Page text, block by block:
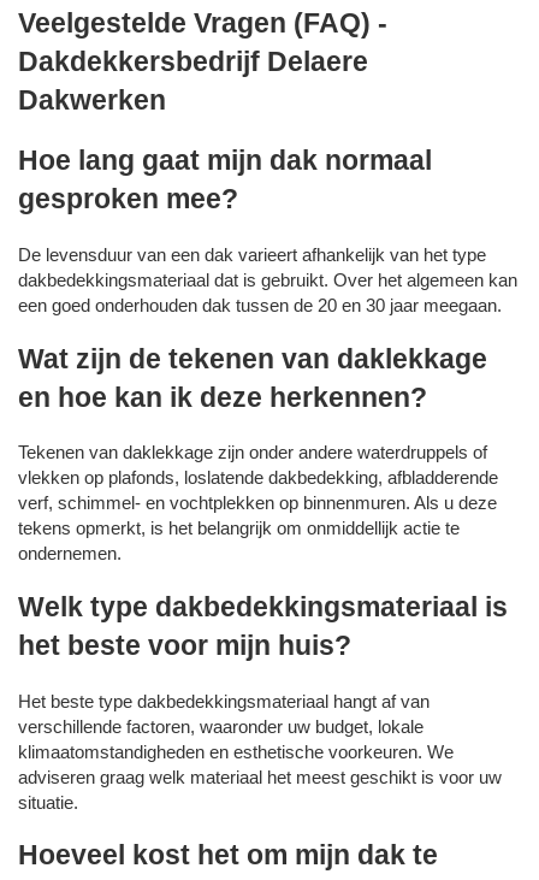
Veelgestelde Vragen (FAQ) -
Dakdekkersbedrijf Delaere
Dakwerken
Hoe lang gaat mijn dak normaal
gesproken mee?
De levensduur van een dak varieert afhankelijk van het type
dakbedekkingsmateriaal dat is gebruikt. Over het algemeen kan
een goed onderhouden dak tussen de 20 en 30 jaar meegaan.
Wat zijn de tekenen van daklekkage
en hoe kan ik deze herkennen?
Tekenen van daklekkage zijn onder andere waterdruppels of
vlekken op plafonds, loslatende dakbedekking, afbladderende
verf, schimmel- en vochtplekken op binnenmuren. Als u deze
tekens opmerkt, is het belangrijk om onmiddellijk actie te
ondernemen.
Welk type dakbedekkingsmateriaal is
het beste voor mijn huis?
Het beste type dakbedekkingsmateriaal hangt af van
verschillende factoren, waaronder uw budget, lokale
klimaatomstandigheden en esthetische voorkeuren. We
adviseren graag welk materiaal het meest geschikt is voor uw
situatie.
Hoeveel kost het om mijn dak te